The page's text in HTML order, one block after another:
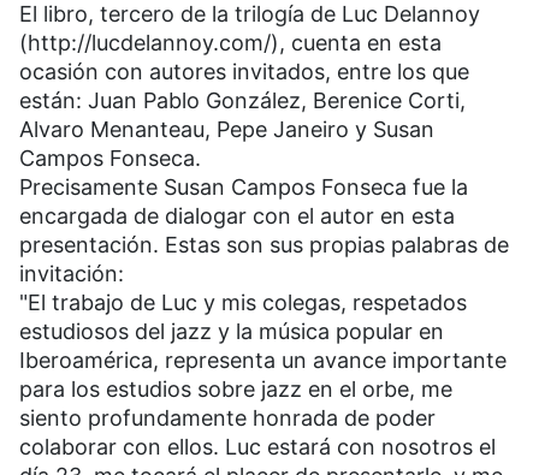
El libro, tercero de la trilogía de Luc Delannoy
(http://lucdelannoy.com/), cuenta en esta
ocasión con autores invitados, entre los que
están: Juan Pablo González, Berenice Corti,
Alvaro Menanteau, Pepe Janeiro y Susan
Campos Fonseca.
Precisamente Susan Campos Fonseca fue la
encargada de dialogar con el autor en esta
presentación. Estas son sus propias palabras de
invitación:
"El trabajo de Luc y mis colegas, respetados
estudiosos del jazz y la música popular en
Iberoamérica, representa un avance importante
para los estudios sobre jazz en el orbe, me
siento profundamente honrada de poder
colaborar con ellos. Luc estará con nosotros el